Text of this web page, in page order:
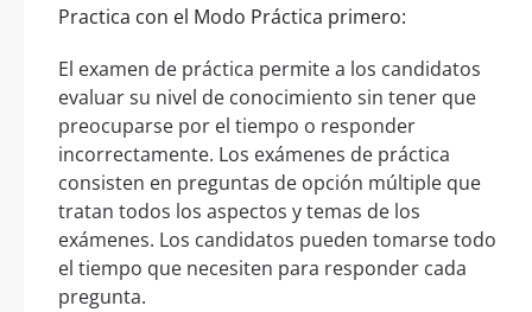
Practica con el Modo Práctica primero:
El examen de práctica permite a los candidatos
evaluar su nivel de conocimiento sin tener que
preocuparse por el tiempo o responder
incorrectamente. Los exámenes de práctica
consisten en preguntas de opción múltiple que
tratan todos los aspectos y temas de los
exámenes. Los candidatos pueden tomarse todo
el tiempo que necesiten para responder cada
pregunta.